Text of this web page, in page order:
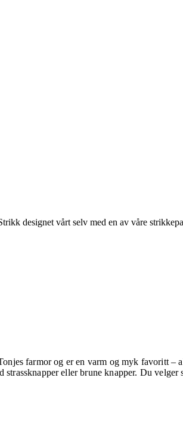
designet vårt selv med en av våre
farmor og er en varm og myk favoritt –
eller brune knapper. Du velger